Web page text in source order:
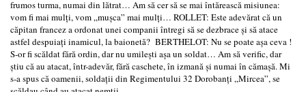
frumos turma, numai din lătrat… Am să cer să se mai întărească misiunea:
vom fi mai mulţi, vom „muşca” mai mulţi… ROLLET: Este adevărat că un
căpitan francez a ordonat unei companii întregi să se dezbrace şi să atace
astfel despuiaţi inamicul, la baionetă? BERTHELOT: Nu se poate aşa ceva !
S-or fi scăldat fără ordin, dar nu umileşti aşa un soldat… Am să verific, dar
ştiu că au atacat, într-adevăr, fără caschete, în izmană şi numai în cămaşă. Mi
s-a spus că oamenii, soldaţii din Regimentului 32 Dorobanţi „Mircea”, se